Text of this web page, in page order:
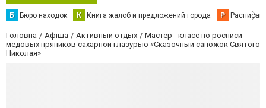
Б Бюро находок К Книга жалоб и предложений города Р
Головна Афіша Активный отдых
Мастер - класс по росписи
медовых пряников сахарной глазурью «Сказочный сапожок Святого
Николая»